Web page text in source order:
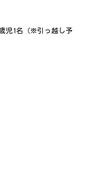
（※引っ越し予